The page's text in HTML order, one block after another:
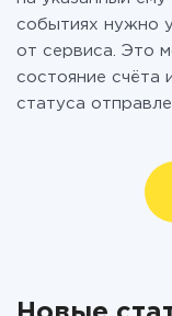
событиях нужно
от сервиса. Это
состояние счёта
статуса